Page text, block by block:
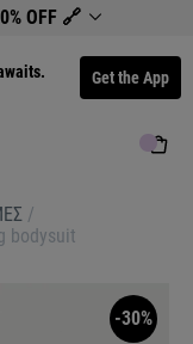
OFF 🔗
Get the App
/
bodysuit
-30%